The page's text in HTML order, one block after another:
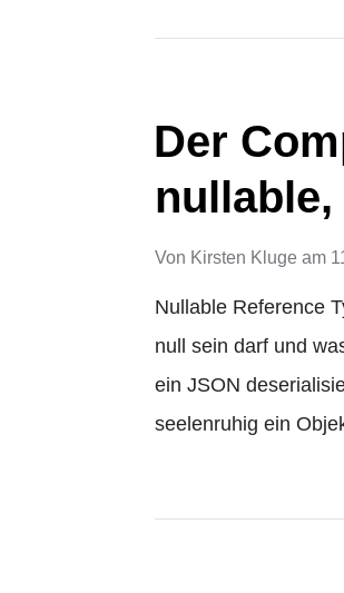
Der
Von Kirsten Kluge am
Nullable Reference
null sein darf und
ein JSON
seelenruhig ein